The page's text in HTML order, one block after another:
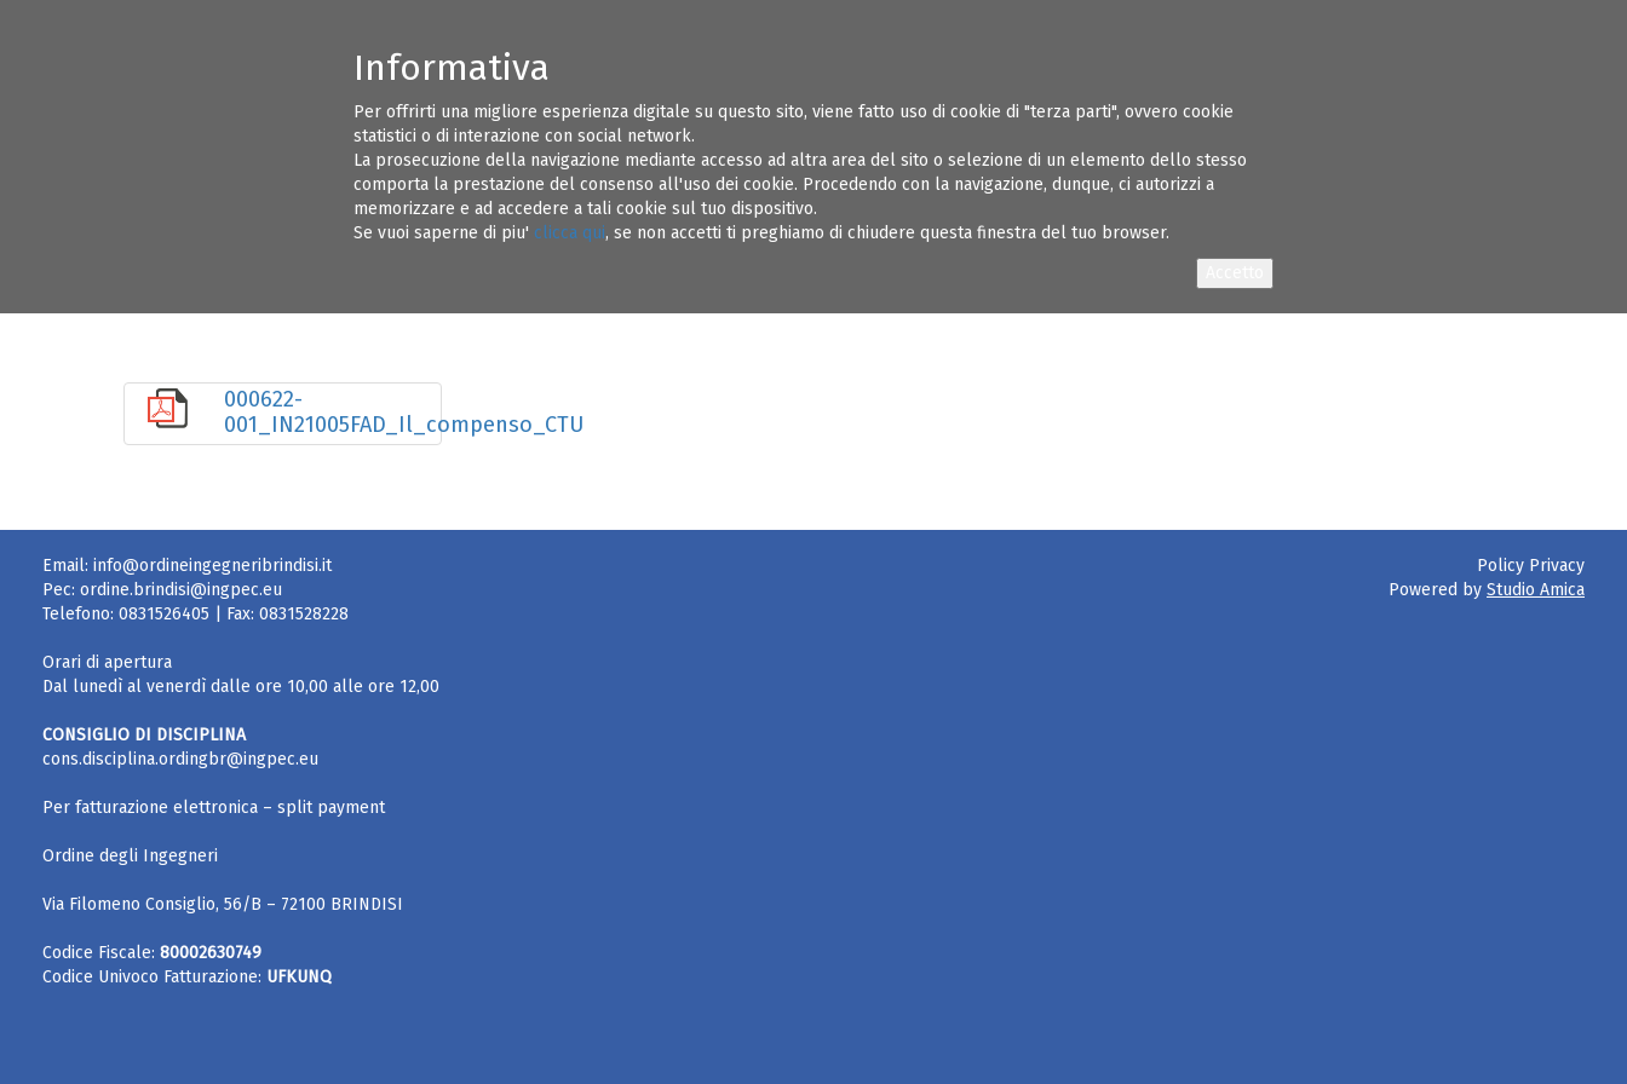
Informativa
Per offrirti una migliore esperienza digitale su questo sito, viene fatto uso di cookie di "terza parti", ovvero cookie
statistici o di interazione con social network.
La prosecuzione della navigazione mediante accesso ad altra area del sito o selezione di un elemento dello stesso
comporta la prestazione del consenso all'uso dei cookie. Procedendo con la navigazione, dunque, ci autorizzi a
memorizzare e ad accedere a tali cookie sul tuo dispositivo.
Se vuoi saperne di piu' clicca qui, se non accetti ti preghiamo di chiudere questa finestra del tuo browser.
CONSIGLIO DIRETTIVO ORDINE INGEGNERI BRINDISI INFORMAZIONI UTILI SOSPENSIONI REGOLAMENTI AMMINISTRAZIONE TRASPARENTE ALBO INGEGNERI
Convegno "IL COMPENSO DEL CTU" - Ingegneri ed Avvocati di VR - Webinar gratuito piattaforma GoToWebinar del 7/5/2021 ore 14:30/18:30
000622-
001_IN21005FAD_Il_compenso_CTU
Email: info@ordineingegneribrindisi.it
Pec: ordine.brindisi@ingpec.eu
Telefono: 0831526405 | Fax: 0831528228
Orari di apertura
Dal lunedì al venerdì dalle ore 10,00 alle ore 12,00
CONSIGLIO DI DISCIPLINA
cons.disciplina.ordingbr@ingpec.eu
Per fatturazione elettronica – split payment
Ordine degli Ingegneri
Via Filomeno Consiglio, 56/B – 72100 BRINDISI
Codice Fiscale: 80002630749
Codice Univoco Fatturazione: UFKUNQ
Policy Privacy
Powered by Studio Amica